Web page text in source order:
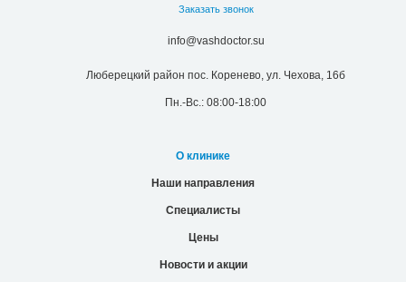
Заказать звонок
info@vashdoctor.su
Люберецкий район пос. Коренево, ул. Чехова, 16б
Пн.-Вс.: 08:00-18:00
О клинике
Наши направления
Специалисты
Цены
Новости и акции